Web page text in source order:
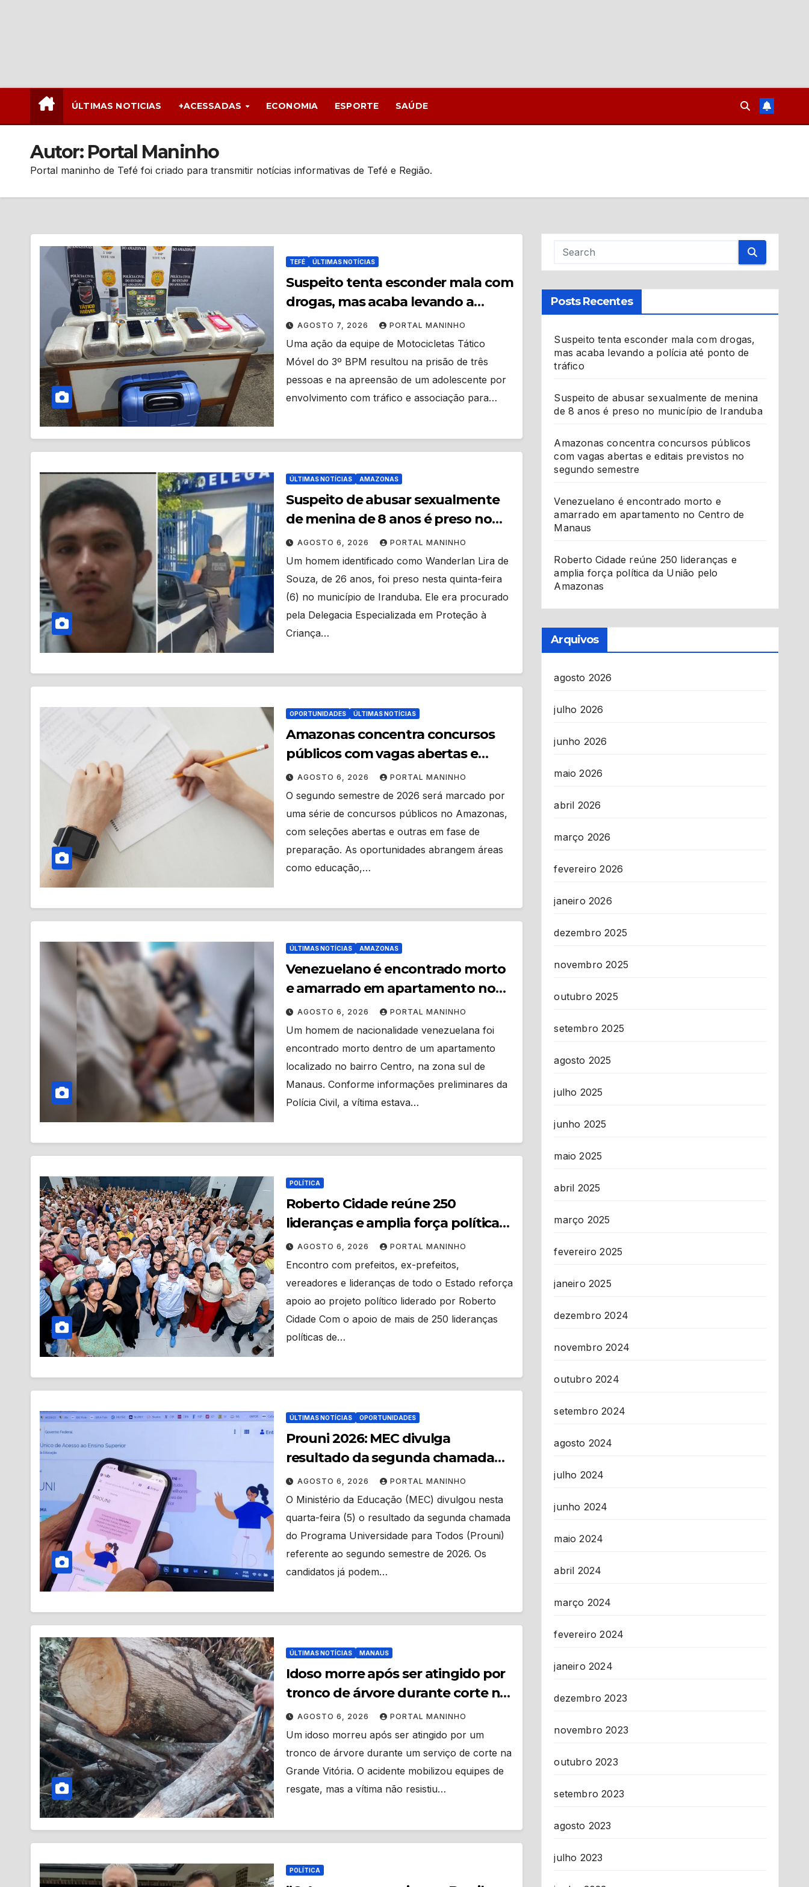
ÚLTIMAS NOTICIAS +ACESSADAS ECONOMIA ESPORTE SAÚDE
Autor: Portal Maninho
Portal maninho de Tefé foi criado para transmitir notícias informativas de Tefé e Região.
TEFÉ ÚLTIMAS NOTÍCIAS
Suspeito tenta esconder mala com
drogas, mas acaba levando a
polícia até ponto de tráfico
AGOSTO 7, 2026 PORTAL MANINHO
Uma ação da equipe de Motocicletas Tático
Móvel do 3º BPM resultou na prisão de três
pessoas e na apreensão de um adolescente por
envolvimento com tráfico e associação para…
ÚLTIMAS NOTÍCIAS AMAZONAS
Suspeito de abusar sexualmente
de menina de 8 anos é preso no
município de Iranduba
AGOSTO 6, 2026 PORTAL MANINHO
Um homem identificado como Wanderlan Lira de
Souza, de 26 anos, foi preso nesta quinta-feira
(6) no município de Iranduba. Ele era procurado
pela Delegacia Especializada em Proteção à
Criança…
OPORTUNIDADES ÚLTIMAS NOTÍCIAS
Amazonas concentra concursos
públicos com vagas abertas e
editais previstos no segundo
semestre
AGOSTO 6, 2026 PORTAL MANINHO
O segundo semestre de 2026 será marcado por
uma série de concursos públicos no Amazonas,
com seleções abertas e outras em fase de
preparação. As oportunidades abrangem áreas
como educação,…
ÚLTIMAS NOTÍCIAS AMAZONAS
Venezuelano é encontrado morto
e amarrado em apartamento no
Centro de Manaus
AGOSTO 6, 2026 PORTAL MANINHO
Um homem de nacionalidade venezuelana foi
encontrado morto dentro de um apartamento
localizado no bairro Centro, na zona sul de
Manaus. Conforme informações preliminares da
Polícia Civil, a vítima estava…
POLÍTICA
Roberto Cidade reúne 250
lideranças e amplia força política
da União pelo Amazonas
AGOSTO 6, 2026 PORTAL MANINHO
Encontro com prefeitos, ex-prefeitos,
vereadores e lideranças de todo o Estado reforça
apoio ao projeto político liderado por Roberto
Cidade Com o apoio de mais de 250 lideranças
políticas de…
ÚLTIMAS NOTÍCIAS OPORTUNIDADES
Prouni 2026: MEC divulga
resultado da segunda chamada
do segundo semestre
AGOSTO 6, 2026 PORTAL MANINHO
O Ministério da Educação (MEC) divulgou nesta
quarta-feira (5) o resultado da segunda chamada
do Programa Universidade para Todos (Prouni)
referente ao segundo semestre de 2026. Os
candidatos já podem…
ÚLTIMAS NOTÍCIAS MANAUS
Idoso morre após ser atingido por
tronco de árvore durante corte na
Grande Vitória
AGOSTO 6, 2026 PORTAL MANINHO
Um idoso morreu após ser atingido por um
tronco de árvore durante um serviço de corte na
Grande Vitória. O acidente mobilizou equipes de
resgate, mas a vítima não resistiu…
POLÍTICA
Posts Recentes
Suspeito tenta esconder mala com drogas,
mas acaba levando a polícia até ponto de
tráfico
Suspeito de abusar sexualmente de menina
de 8 anos é preso no município de Iranduba
Amazonas concentra concursos públicos
com vagas abertas e editais previstos no
segundo semestre
Venezuelano é encontrado morto e
amarrado em apartamento no Centro de
Manaus
Roberto Cidade reúne 250 lideranças e
amplia força política da União pelo
Amazonas
Arquivos
agosto 2026
julho 2026
junho 2026
maio 2026
abril 2026
março 2026
fevereiro 2026
janeiro 2026
dezembro 2025
novembro 2025
outubro 2025
setembro 2025
agosto 2025
julho 2025
junho 2025
maio 2025
abril 2025
março 2025
fevereiro 2025
janeiro 2025
dezembro 2024
novembro 2024
outubro 2024
setembro 2024
agosto 2024
julho 2024
junho 2024
maio 2024
abril 2024
março 2024
fevereiro 2024
janeiro 2024
dezembro 2023
novembro 2023
outubro 2023
setembro 2023
agosto 2023
julho 2023